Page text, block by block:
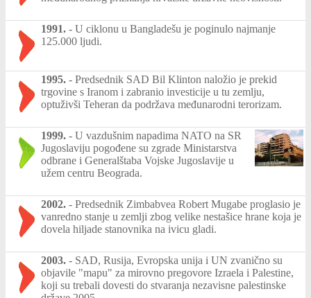
1991. - U ciklonu u Bangladešu je poginulo najmanje
125.000 ljudi.
1995. - Predsednik SAD Bil Klinton naložio je prekid
trgovine s Iranom i zabranio investicije u tu zemlju,
optuživši Teheran da podržava međunarodni terorizam.
1999. - U vazdušnim napadima NATO na SR
Jugoslaviju pogođene su zgrade Ministarstva
odbrane i Generalštaba Vojske Jugoslavije u
užem centru Beograda.
2002. - Predsednik Zimbabvea Robert Mugabe proglasio je
vanredno stanje u zemlji zbog velike nestašice hrane koja je
dovela hiljade stanovnika na ivicu gladi.
2003. - SAD, Rusija, Evropska unija i UN zvanično su
objavile "mapu" za mirovno pregovore Izraela i Palestine,
koji su trebali dovesti do stvaranja nezavisne palestinske